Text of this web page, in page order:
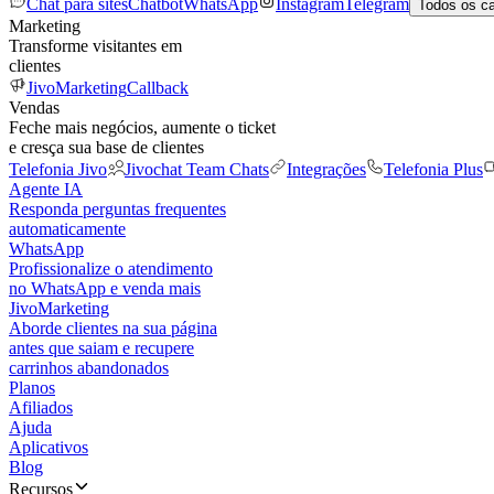
Chat para sitesChatbotWhatsApp InstagramTelegram Todos os
Marketing
Transforme visitantes em
clientes
JivoMarketingCallback
Vendas
Feche mais negócios, aumente o ticket
e cresça sua base de clientes
Telefonia Jivo
Jivochat Team Chats Integrações Telefonia Plus
Agente IA
Responda perguntas frequentes
automaticamente
WhatsApp
Profissionalize o atendimento
no WhatsApp e venda mais
JivoMarketing
Aborde clientes na sua página
antes que saiam e recupere
carrinhos abandonados
Planos
Afiliados
Ajuda
Aplicativos
Blog
Recursos